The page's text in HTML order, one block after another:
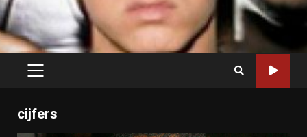
PRIMARY
cijfers